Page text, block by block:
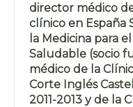
director médico
clínico en España
la Medicina para
Saludable (socio
médico de la
Corte Inglés
2011-2013 y de la